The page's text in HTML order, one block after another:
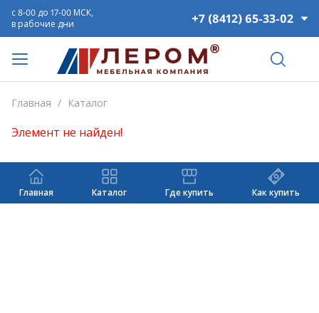
+7 (8412) 65-33-02
с 8-00 до 17-00 МСК,
в рабочие дни
Главная / Каталог
Элемент не найден!
Главная Каталог Где купить Как купить